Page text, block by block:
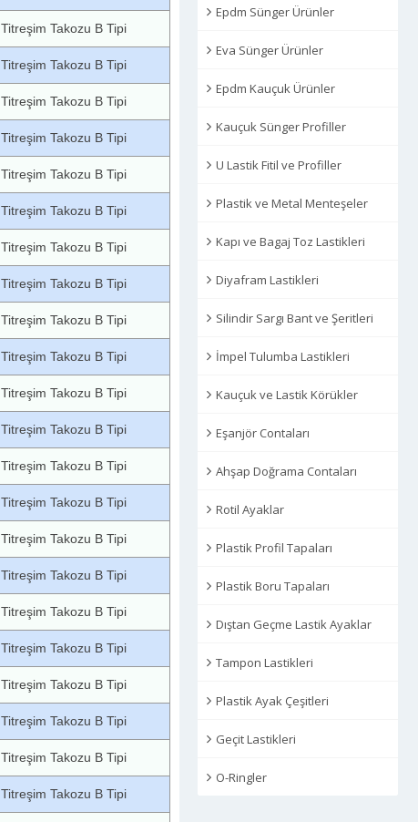
Epdm Sünger Ürünler
Eva Sünger Ürünler
Epdm Kauçuk Ürünler
Kauçuk Sünger Profiller
U Lastik Fitil ve Profiller
Plastik ve Metal Menteşeler
Kapı ve Bagaj Toz Lastikleri
Diyafram Lastikleri
Silindir Sargı Bant ve Şeritleri
İmpel Tulumba Lastikleri
Kauçuk ve Lastik Körükler
Eşanjör Contaları
Ahşap Doğrama Contaları
Rotil Ayaklar
Plastik Profil Tapaları
Plastik Boru Tapaları
Dıştan Geçme Lastik Ayaklar
Tampon Lastikleri
Plastik Ayak Çeşitleri
Geçit Lastikleri
O-Ringler
Titreşim Takozu B Tipi
Titreşim Takozu B Tipi
Titreşim Takozu B Tipi
Titreşim Takozu B Tipi
Titreşim Takozu B Tipi
Titreşim Takozu B Tipi
Titreşim Takozu B Tipi
Titreşim Takozu B Tipi
Titreşim Takozu B Tipi
Titreşim Takozu B Tipi
Titreşim Takozu B Tipi
Titreşim Takozu B Tipi
Titreşim Takozu B Tipi
Titreşim Takozu B Tipi
Titreşim Takozu B Tipi
Titreşim Takozu B Tipi
Titreşim Takozu B Tipi
Titreşim Takozu B Tipi
Titreşim Takozu B Tipi
Titreşim Takozu B Tipi
Titreşim Takozu B Tipi
Titreşim Takozu B Tipi